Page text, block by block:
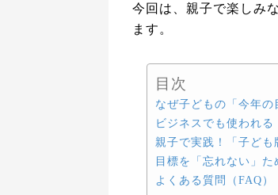
今回は、親子で楽しみ
ます。
目次
なぜ子どもの「今年の
ビジネスでも使われる
親子で実践！「子ど
目標を「忘れない」た
よくある質問（FAQ）